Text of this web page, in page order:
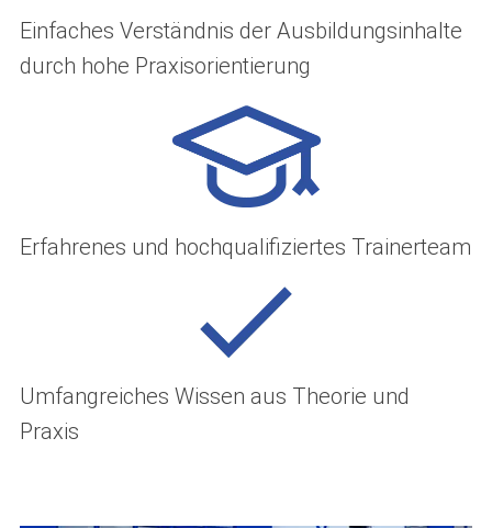
Einfaches Verständnis der Ausbildungsinhalte
durch hohe Praxisorientierung
Erfahrenes und hochqualifiziertes Trainerteam
Umfangreiches Wissen aus Theorie und
Praxis